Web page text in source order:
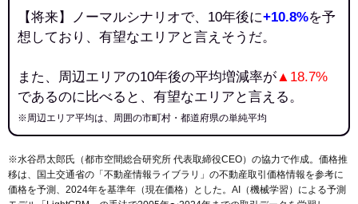
【将来】ノーマルシナリオで、10年後に+10.8%を予
想しており、有望なエリアと言えそうだ。
また、周辺エリアの10年後の平均増減率が▲18.7%
であるのに比べると、有望なエリアと言える。
※周辺エリア平均は、周囲の市町村・都道府県の単純平均
※水谷昂太郎氏（都市空間総合研究所 代表取締役CEO）の協力で作成。価格推
移は、国土交通省の「 不動産情報ライブラリ 」の不動産取引価格情報を参考に
価格を予測、2024年を基準年（現在価格）とした。AI（機械学習）による予測